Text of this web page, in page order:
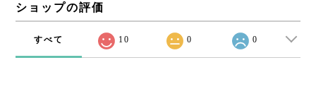
ショップの評価
すべて 10 0 0